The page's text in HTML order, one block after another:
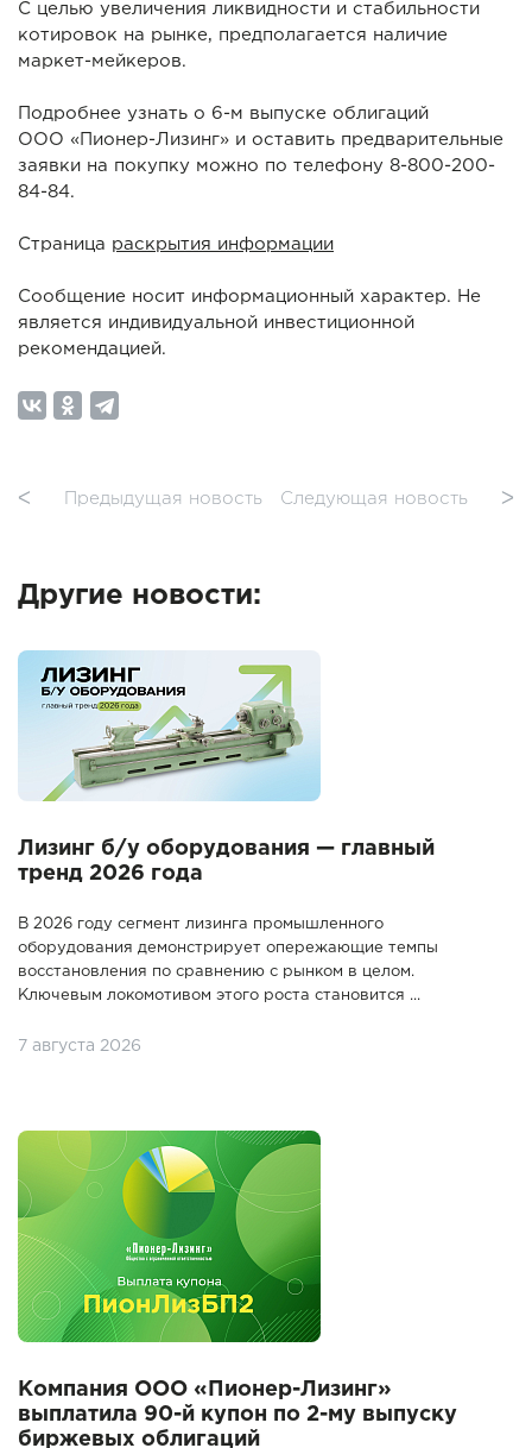
С целью увеличения ликвидности и стабильности
котировок на рынке, предполагается наличие
маркет-мейкеров.
Подробнее узнать о 6-м выпуске облигаций
ООО «Пионер-Лизинг» и оставить предварительные
заявки на покупку можно по телефону 8-800-200-
84-84.
Страница раскрытия информации
Сообщение носит информационный характер. Не
является индивидуальной инвестиционной
рекомендацией.
ᐸ Предыдущая новость Следующая новость ᐳ
Другие новости:
Лизинг б/у оборудования — главный
тренд 2026 года
В 2026 году сегмент лизинга промышленного
оборудования демонстрирует опережающие темпы
восстановления по сравнению с рынком в целом.
Ключевым локомотивом этого роста становится ...
7 августа 2026
Компания ООО «Пионер-Лизинг»
выплатила 90-й купон по 2-му выпуску
биржевых облигаций